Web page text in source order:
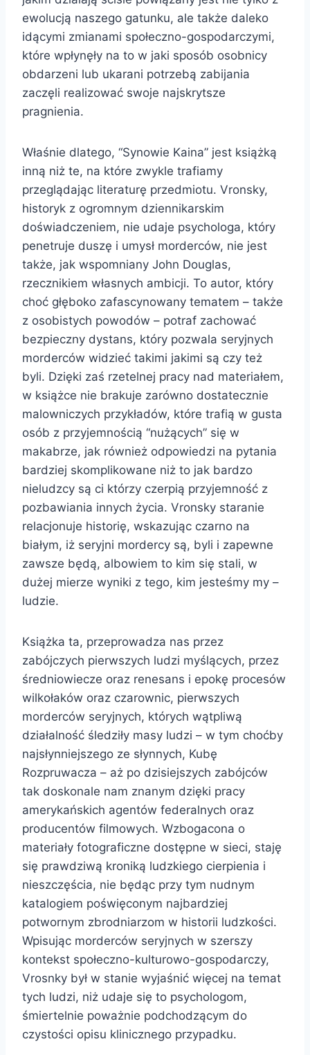
ewolucją naszego gatunku, ale także daleko
idącymi zmianami społeczno-gospodarczymi,
które wpłynęły na to w jaki sposób osobnicy
obdarzeni lub ukarani potrzebą zabijania
zaczęli realizować swoje najskrytsze
pragnienia.
Właśnie dlatego, “Synowie Kaina” jest książką
inną niż te, na które zwykle trafiamy
przeglądając literaturę przedmiotu. Vronsky,
historyk z ogromnym dziennikarskim
doświadczeniem, nie udaje psychologa, który
penetruje duszę i umysł morderców, nie jest
także, jak wspomniany John Douglas,
rzecznikiem własnych ambicji. To autor, który
choć głęboko zafascynowany tematem – także
z osobistych powodów – potraf zachować
bezpieczny dystans, który pozwala seryjnych
morderców widzieć takimi jakimi są czy też
byli. Dzięki zaś rzetelnej pracy nad materiałem,
w książce nie brakuje zarówno dostatecznie
malowniczych przykładów, które trafią w gusta
osób z przyjemnością “nużących” się w
makabrze, jak również odpowiedzi na pytania
bardziej skomplikowane niż to jak bardzo
nieludzcy są ci którzy czerpią przyjemność z
pozbawiania innych życia. Vronsky staranie
relacjonuje historię, wskazując czarno na
białym, iż seryjni mordercy są, byli i zapewne
zawsze będą, albowiem to kim się stali, w
dużej mierze wyniki z tego, kim jesteśmy my –
ludzie.
Książka ta, przeprowadza nas przez
zabójczych pierwszych ludzi myślących, przez
średniowiecze oraz renesans i epokę procesów
wilkołaków oraz czarownic, pierwszych
morderców seryjnych, których wątpliwą
działalność śledziły masy ludzi – w tym choćby
najsłynniejszego ze słynnych, Kubę
Rozpruwacza – aż po dzisiejszych zabójców
tak doskonale nam znanym dzięki pracy
amerykańskich agentów federalnych oraz
producentów filmowych. Wzbogacona o
materiały fotograficzne dostępne w sieci, staję
się prawdziwą kroniką ludzkiego cierpienia i
nieszczęścia, nie będąc przy tym nudnym
katalogiem poświęconym najbardziej
potwornym zbrodniarzom w historii ludzkości.
Wpisując morderców seryjnych w szerszy
kontekst społeczno-kulturowo-gospodarczy,
Vrosnky był w stanie wyjaśnić więcej na temat
tych ludzi, niż udaje się to psychologom,
śmiertelnie poważnie podchodzącym do
czystości opisu klinicznego przypadku.